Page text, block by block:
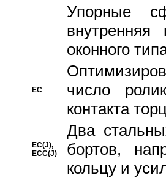
Упорные
оконного
EC
число
контакта
EC(J),
ECC(J)
Два
бортов,
кольцу и